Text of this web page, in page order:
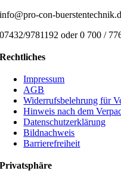
info@pro-con-
07432/9781192 oder 0 700 /
Rechtliches
Impressum
AGB
Widerrufsbelehrung für
Hinweis nach dem
Datenschutzerklärung
Bildnachweis
Barrierefreiheit
Privatsphäre